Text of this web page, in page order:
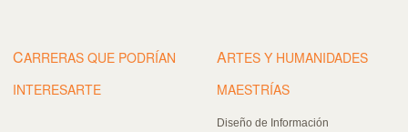
CARRERAS QUE PODRÍAN
INTERESARTE
ARTES Y HUMANIDADES
MAESTRÍAS
Diseño de Información